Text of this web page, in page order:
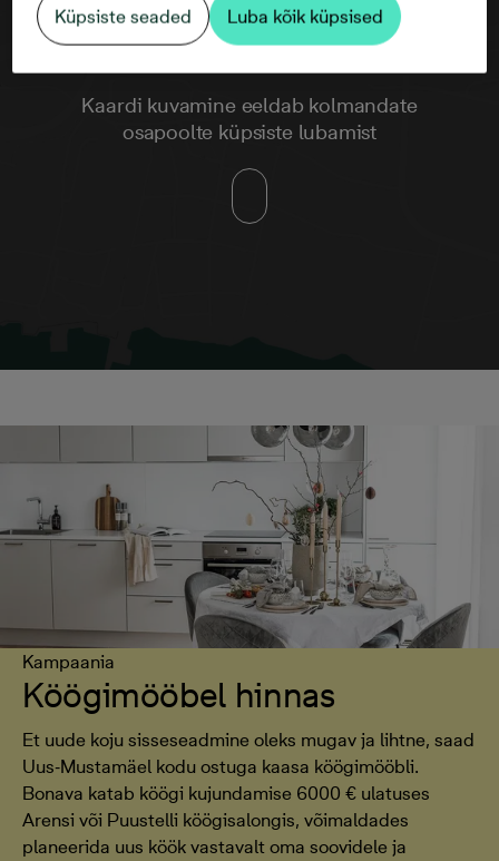
Kaardi kuvamine eeldab kolmandate
osapoolte küpsiste lubamist
Kampaania
Köögimööbel hinnas
Et uude koju sisseseadmine oleks mugav ja lihtne, saad
Uus‑Mustamäel kodu ostuga kaasa köögimööbli.
Bonava katab köögi kujundamise 6000 € ulatuses
Arensi või Puustelli köögisalongis, võimaldades
planeerida uus köök vastavalt oma soovidele ja
Küpsiste seaded Luba kõik küpsised